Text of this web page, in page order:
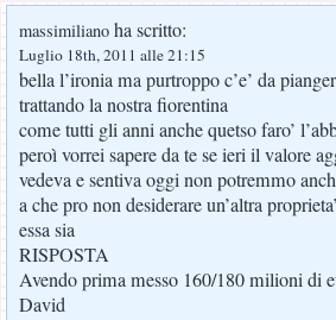
massimiliano ha scritto:
Luglio 18th, 2011 alle 21:15
bella l’ironia ma purtroppo c’e’ da
trattando la nostra fiorentina
come tutti gli anni anche quetso faro’
peroì vorrei sapere da te se ieri il valore
vedeva e sentiva oggi non potremmo
a che pro non desiderare un’altra
essa sia
RISPOSTA
Avendo prima messo 160/180 milioni di
David